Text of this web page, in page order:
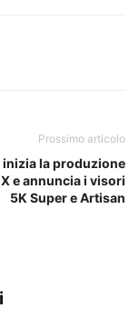
Prossimo articolo
inizia la produzione
X e annuncia i visori
5K Super e Artisan